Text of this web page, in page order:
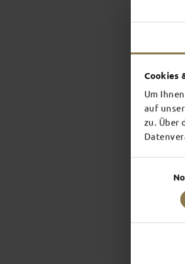
Cookies
Um
auf
zu. Über